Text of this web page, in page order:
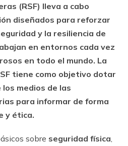
(RSF) lleva a cabo
diseñados para reforzar
y la resiliencia de
en entornos cada vez
en todo el mundo. La
tiene como objetivo dotar
medios de las
para informar de forma
y ética.
sobre seguridad física